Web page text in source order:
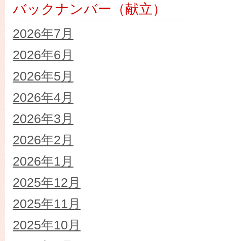
バックナンバー（献立）
2026年7月
2026年6月
2026年5月
2026年4月
2026年3月
2026年2月
2026年1月
2025年12月
2025年11月
2025年10月